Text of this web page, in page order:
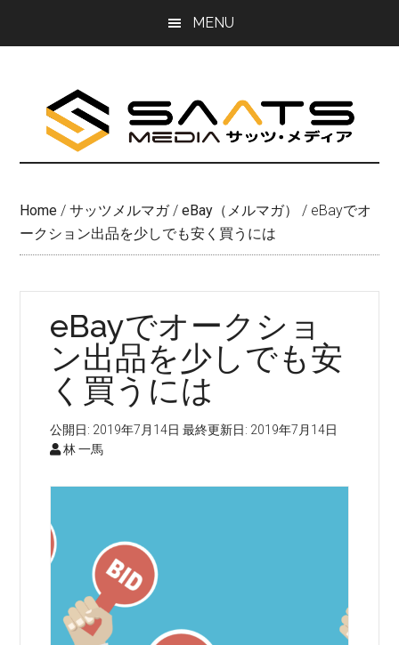
MENU
Home / サッツメルマガ / eBay（メルマガ） / eBayでオ
ークション出品を少しでも安く買うには
eBayでオークショ
ン出品を少しでも安
く買うには
公開日: 2019年7月14日 最終更新日: 2019年7月14日
林 一馬